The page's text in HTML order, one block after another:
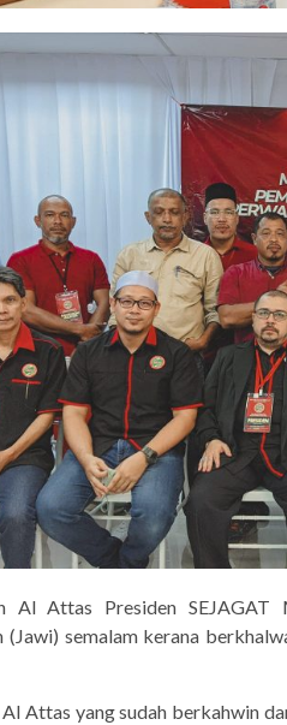
Al Attas Presiden
(Jawi) semalam kerana
Al Attas yang sudah berkahwin